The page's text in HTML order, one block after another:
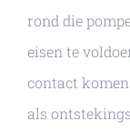
rond die
eisen te
contact
als